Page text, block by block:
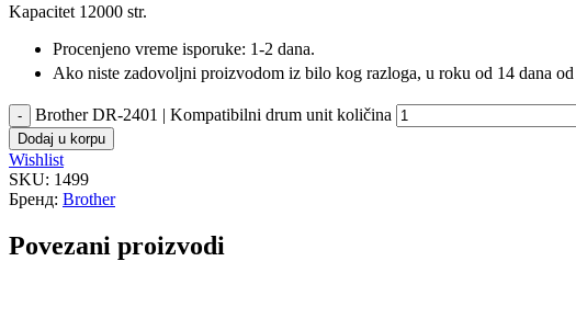
Kapacitet 12000 str.
Procenjeno vreme isporuke: 1-2 dana.
Ako niste zadovoljni proizvodom iz bilo kog razloga, u roku od 14 dana
Brother DR-2401 | Kompatibilni drum unit količina
Dodaj u korpu
Wishlist
SKU: 1499
Бренд: Brother
Povezani proizvodi